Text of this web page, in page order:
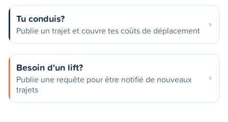
Tu conduis?
Publie un trajet et couvre tes coûts de déplacement
Besoin d'un lift?
Publie une requête pour être notifié de nouveaux
trajets